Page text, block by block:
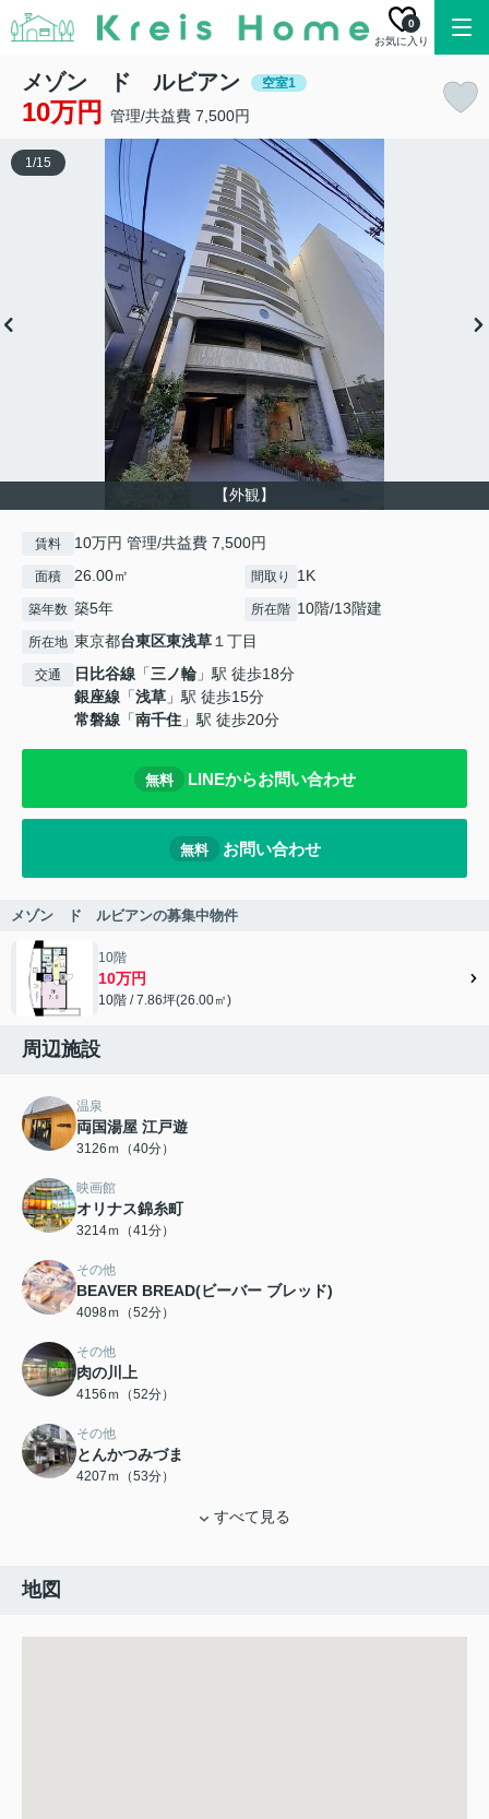
お気に入り
0
メゾン ド ルビアン 空室1
10万円 管理/共益費 7,500円
【外観】
1/15
賃料 10万円 管理/共益費 7,500円
面積 26.00㎡ 間取り 1K
築年数 築5年 所在階 10階/13階建
所在地 東京都台東区東浅草１丁目
交通 日比谷線 「三ノ輪 」駅 徒歩18分
銀座線 「浅草 」駅 徒歩15分
常磐線 「南千住 」駅 徒歩20分
無料 LINEからお問い合わせ
無料 お問い合わせ
メゾン ド ルビアンの募集中物件
10階
10万円
10階 / 7.86坪(26.00㎡)
周辺施設
温泉
両国湯屋 江戸遊
3126ｍ（40分）
映画館
オリナス錦糸町
3214ｍ（41分）
その他
BEAVER BREAD(ビーバー ブレッド)
4098ｍ（52分）
その他
肉の川上
4156ｍ（52分）
その他
とんかつみづま
4207ｍ（53分）
すべて見る
地図